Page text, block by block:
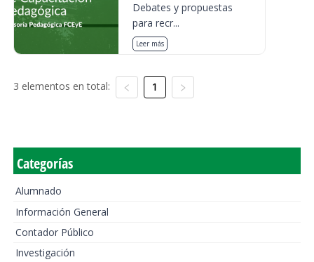
Debates y propuestas
para recr...
Leer más
3 elementos en total: 1
Categorías
Alumnado
Información General
Contador Público
Investigación